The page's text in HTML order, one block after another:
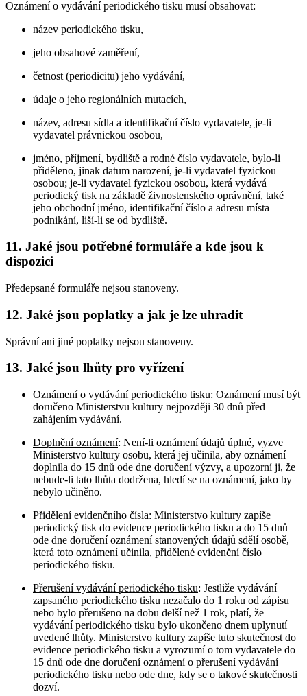
Oznámení o vydávání periodického tisku musí obsahovat:
název periodického tisku,
jeho obsahové zaměření,
četnost (periodicitu) jeho vydávání,
údaje o jeho regionálních mutacích,
název, adresu sídla a identifikační číslo vydavatele, je-li
vydavatel právnickou osobou,
jméno, příjmení, bydliště a rodné číslo vydavatele, bylo-li
přiděleno, jinak datum narození, je-li vydavatel fyzickou
osobou; je-li vydavatel fyzickou osobou, která vydává
periodický tisk na základě živnostenského oprávnění, také
jeho obchodní jméno, identifikační číslo a adresu místa
podnikání, liší-li se od bydliště.
11. Jaké jsou potřebné formuláře a kde jsou k
dispozici
Předepsané formuláře nejsou stanoveny.
12. Jaké jsou poplatky a jak je lze uhradit
Správní ani jiné poplatky nejsou stanoveny.
13. Jaké jsou lhůty pro vyřízení
Oznámení o vydávání periodického tisku: Oznámení musí být
doručeno Ministerstvu kultury nejpozději 30 dnů před
zahájením vydávání.
Doplnění oznámení: Není-li oznámení údajů úplné, vyzve
Ministerstvo kultury osobu, která jej učinila, aby oznámení
doplnila do 15 dnů ode dne doručení výzvy, a upozorní ji, že
nebude-li tato lhůta dodržena, hledí se na oznámení, jako by
nebylo učiněno.
Přidělení evidenčního čísla: Ministerstvo kultury zapíše
periodický tisk do evidence periodického tisku a do 15 dnů
ode dne doručení oznámení stanovených údajů sdělí osobě,
která toto oznámení učinila, přidělené evidenční číslo
periodického tisku.
Přerušení vydávání periodického tisku: Jestliže vydávání
zapsaného periodického tisku nezačalo do 1 roku od zápisu
nebo bylo přerušeno na dobu delší než 1 rok, platí, že
vydávání periodického tisku bylo ukončeno dnem uplynutí
uvedené lhůty. Ministerstvo kultury zapíše tuto skutečnost do
evidence periodického tisku a vyrozumí o tom vydavatele do
15 dnů ode dne doručení oznámení o přerušení vydávání
periodického tisku nebo ode dne, kdy se o takové skutečnosti
dozví.